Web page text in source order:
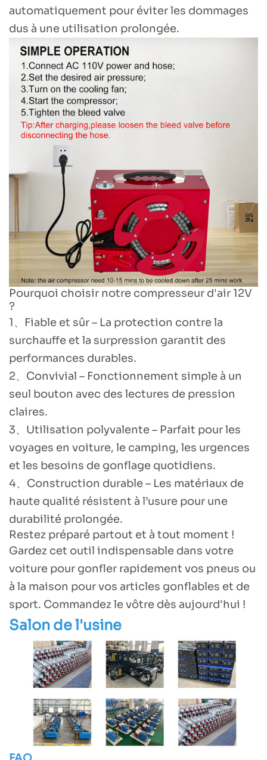
automatiquement pour éviter les dommages
dus à une utilisation prolongée.
Pourquoi choisir notre compresseur d'air 12V
?
1、Fiable et sûr – La protection contre la
surchauffe et la surpression garantit des
performances durables.
2、Convivial – Fonctionnement simple à un
seul bouton avec des lectures de pression
claires.
3、Utilisation polyvalente – Parfait pour les
voyages en voiture, le camping, les urgences
et les besoins de gonflage quotidiens.
4、Construction durable – Les matériaux de
haute qualité résistent à l’usure pour une
durabilité prolongée.
Restez préparé partout et à tout moment !
Gardez cet outil indispensable dans votre
voiture pour gonfler rapidement vos pneus ou
à la maison pour vos articles gonflables et de
sport. Commandez le vôtre dès aujourd'hui !
Salon de l'usine